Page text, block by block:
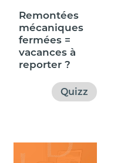
Remontées
mécaniques
fermées =
vacances à
reporter ?
Quizz